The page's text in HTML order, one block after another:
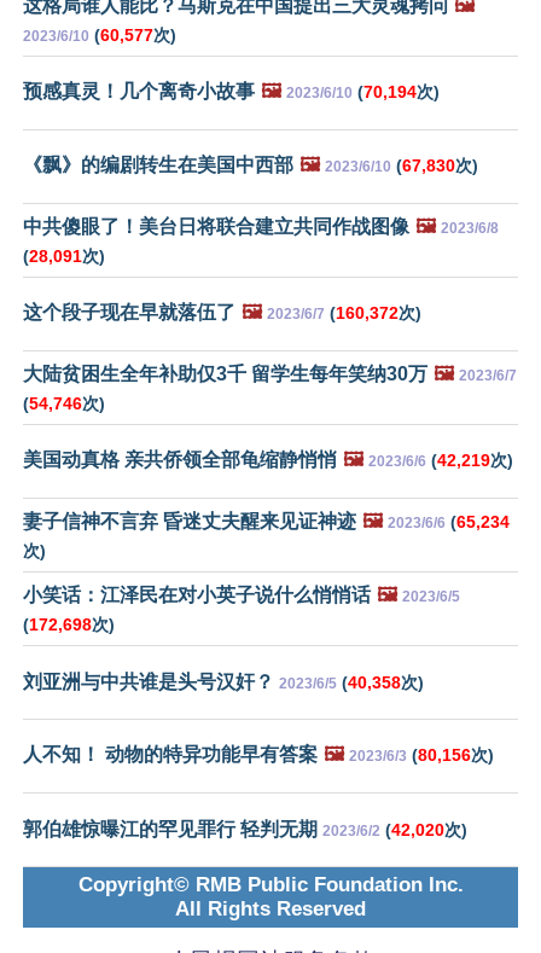
这格局谁人能比？马斯克在中国提出三大灵魂拷问 🖼️
2023/6/10 (60,577次)
预感真灵！几个离奇小故事 🖼️ 2023/6/10 (70,194次)
《飘》的编剧转生在美国中西部 🖼️ 2023/6/10 (67,830次)
中共傻眼了！美台日将联合建立共同作战图像 🖼️ 2023/6/8
(28,091次)
这个段子现在早就落伍了 🖼️ 2023/6/7 (160,372次)
大陆贫困生全年补助仅3千 留学生每年笑纳30万 🖼️ 2023/6/7
(54,746次)
美国动真格 亲共侨领全部龟缩静悄悄 🖼️ 2023/6/6 (42,219次)
妻子信神不言弃 昏迷丈夫醒来见证神迹 🖼️ 2023/6/6 (65,234
次)
小笑话：江泽民在对小英子说什么悄悄话 🖼️ 2023/6/5
(172,698次)
刘亚洲与中共谁是头号汉奸？ 2023/6/5 (40,358次)
人不知！ 动物的特异功能早有答案 🖼️ 2023/6/3 (80,156次)
郭伯雄惊曝江的罕见罪行 轻判无期 2023/6/2 (42,020次)
Copyright© RMB Public Foundation Inc.
All Rights Reserved